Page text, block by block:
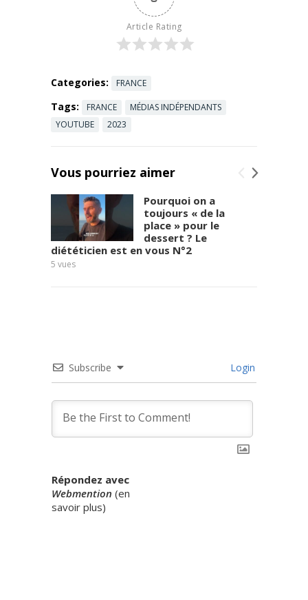
inédit, une
douanière
Gaulle révèle
Article Rating
Categories: FRANCE
Tags: FRANCE
MÉDIAS INDÉPENDANTS
YOUTUBE
2023
Vous pourriez aimer
Pourquoi on a
toujours « de la
place » pour le
dessert ? Le
diététicien est en vous N°2
5 vues
Subscribe Login
Répondez avec
Webmention (en
savoir plus)